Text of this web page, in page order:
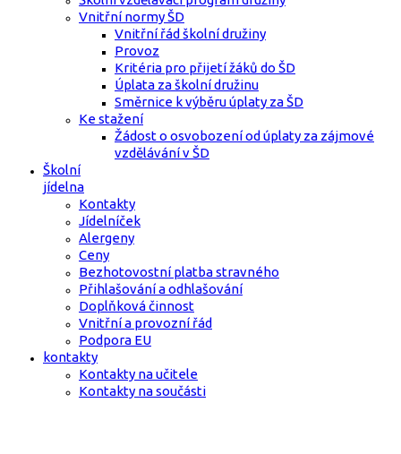
Vnitřní normy ŠD
Vnitřní řád školní družiny
Provoz
Kritéria pro přijetí žáků do ŠD
Úplata za školní družinu
Směrnice k výběru úplaty za ŠD
Ke stažení
Žádost o osvobození od úplaty za zájmové
vzdělávání v ŠD
Školní
jídelna
Kontakty
Jídelníček
Alergeny
Ceny
Bezhotovostní platba stravného
Přihlašování a odhlašování
Doplňková činnost
Vnitřní a provozní řád
Podpora EU
kontakty
Kontakty na učitele
Kontakty na součásti